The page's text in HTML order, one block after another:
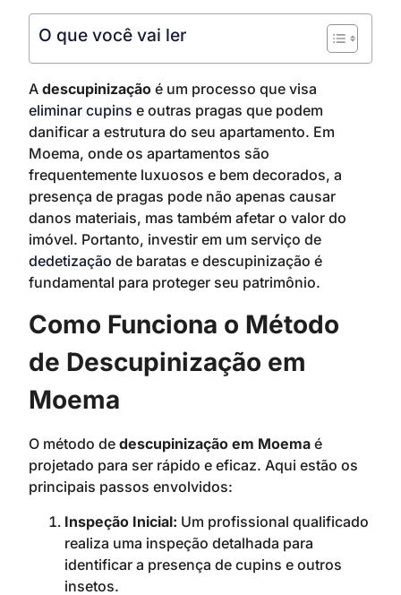
O que você vai ler
A descupinização é um processo que visa
eliminar cupins e outras pragas que podem
danificar a estrutura do seu apartamento. Em
Moema, onde os apartamentos são
frequentemente luxuosos e bem decorados, a
presença de pragas pode não apenas causar
danos materiais, mas também afetar o valor do
imóvel. Portanto, investir em um serviço de
dedetização de baratas e descupinização é
fundamental para proteger seu patrimônio.
Como Funciona o Método
de Descupinização em
Moema
O método de descupinização em Moema é
projetado para ser rápido e eficaz. Aqui estão os
principais passos envolvidos:
Inspeção Inicial: Um profissional qualificado
realiza uma inspeção detalhada para
identificar a presença de cupins e outros
insetos.